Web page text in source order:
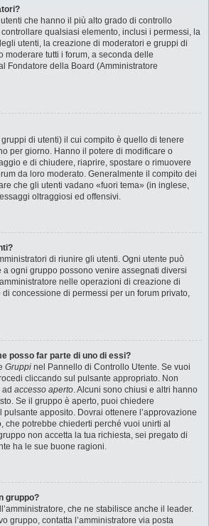
che hanno il più alto grado di controllo
qualsiasi elemento, inclusi i permessi, la
utenti, la creazione di moderatori e gruppi di
moderare tutti i forum, a seconda delle
Fondatore della Board (Amministratore
gruppi di utenti) il cui compito è quello di tenere
per giorno. Hanno il potere di modificare o
e di chiudere, riaprire, spostare o rimuovere
da loro moderato. Generalmente il compito dei
che gli utenti vadano «fuori tema» (in inglese,
oltraggiosi ed offensivi.
di riunire gli utenti. Ogni utente può
ogni gruppo possono venire assegnati diversi
nelle operazioni di creazione di
concessione di permessi per un forum privato,
posso far parte di uno di essi?
Gruppi nel Pannello di Controllo Utente. Se vuoi
cliccando sul pulsante appropriato. Non
accesso aperto. Alcuni sono chiusi e altri hanno
Se il gruppo è aperto, puoi chiedere
pulsante apposito. Dovrai ottenere l’approvazione
che potrebbe chiederti perché vuoi unirti al
non accetta la tua richiesta, sei pregato di
ha le sue buone ragioni.
gruppo?
che ne stabilisce anche il leader.
gruppo, contatta l’amministratore via posta